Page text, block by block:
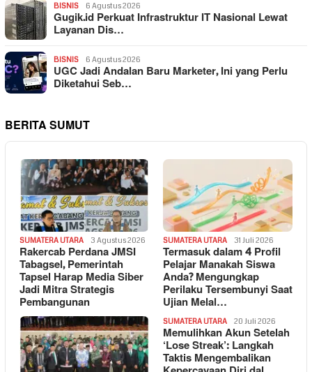
BISNIS 6 Agustus 2026
Gugik.id Perkuat Infrastruktur IT Nasional Lewat
Layanan Dis…
BISNIS 6 Agustus 2026
UGC Jadi Andalan Baru Marketer, Ini yang Perlu
Diketahui Seb…
BERITA SUMUT
SUMATERA UTARA 3 Agustus 2026
Rakercab Perdana JMSI
Tabagsel, Pemerintah
Tapsel Harap Media Siber
Jadi Mitra Strategis
Pembangunan
SUMATERA UTARA 31 Juli 2026
Termasuk dalam 4 Profil
Pelajar Manakah Siswa
Anda? Mengungkap
Perilaku Tersembunyi Saat
Ujian Melal…
SUMATERA UTARA 20 Juli 2026
Memulihkan Akun Setelah
‘Lose Streak’: Langkah
Taktis Mengembalikan